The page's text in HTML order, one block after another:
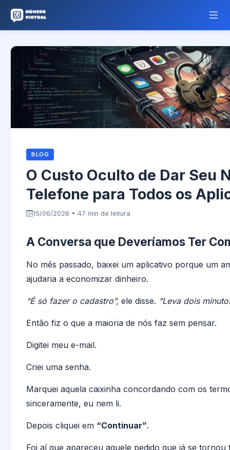
BLOG
O Custo Oculto de Dar Seu
Telefone para Todos os
15/06/2026 • 47 min de leitura
A Conversa que Deveríamos Ter
No mês passado, baixei um aplicativo porque um
ajudaria a economizar dinheiro.
“É só fazer o cadastro”, ele disse. “Leva dois
Então fiz o que a maioria de nós faz sem pensar.
Digitei meu e-mail.
Criei uma senha.
Marquei aquela caixinha concordando com os
sinceramente, eu nem li.
Depois cliquei em “Continuar”.
Foi aí que apareceu aquele pedido que já se tornou